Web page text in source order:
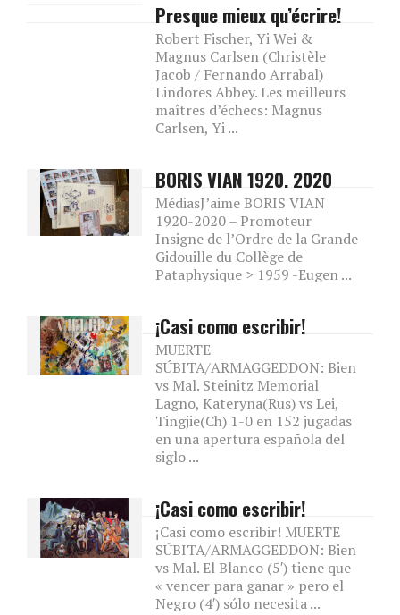
Presque mieux qu’écrire!
Robert Fischer, Yi Wei &
Magnus Carlsen (Christèle
Jacob / Fernando Arrabal)
Lindores Abbey. Les meilleurs
maîtres d’échecs: Magnus
Carlsen, Yi ...
BORIS VIAN 1920. 2020
MédiasJ’aime BORIS VIAN
1920-2020 – Promoteur
Insigne de l’Ordre de la Grande
Gidouille du Collège de
Pataphysique > 1959 -Eugen ...
¡Casi como escribir!
MUERTE
SÚBITA/ARMAGGEDDON: Bien
vs Mal. Steinitz Memorial
Lagno, Kateryna(Rus) vs Lei,
Tingjie(Ch) 1-0 en 152 jugadas
en una apertura española del
siglo ...
¡Casi como escribir!
¡Casi como escribir! MUERTE
SÚBITA/ARMAGGEDDON: Bien
vs Mal. El Blanco (5′) tiene que
« vencer para ganar » pero el
Negro (4′) sólo necesita ...